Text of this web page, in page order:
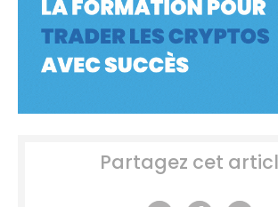
Partagez cet